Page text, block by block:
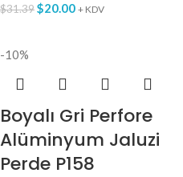
$31.39$20.00 + KDV
-10%
Boyalı Gri Perfore
Alüminyum Jaluzi
Perde P158